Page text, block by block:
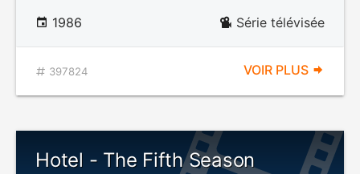
1986 Série télévisée
397824 VOIR PLUS
Hotel - The Fifth Season